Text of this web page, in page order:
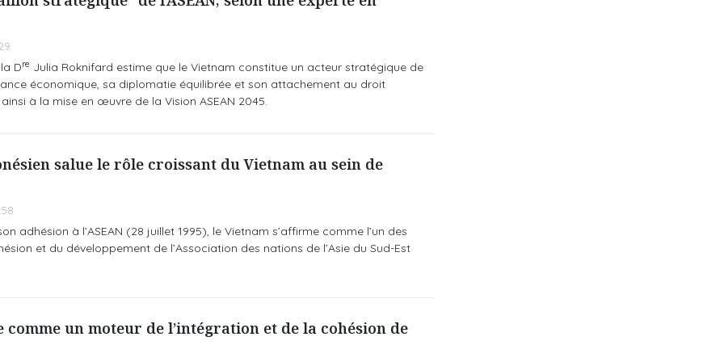
Dre Julia Roknifard estime que le Vietnam constitue un acteur stratégique de
économique, sa diplomatie équilibrée et son attachement au droit
à la mise en œuvre de la Vision ASEAN 2045.
salue le rôle croissant du Vietnam au sein de
adhésion à l’ASEAN (28 juillet 1995), le Vietnam s’affirme comme l’un des
et du développement de l’Association des nations de l’Asie du Sud-Est
comme un moteur de l’intégration et de la cohésion de